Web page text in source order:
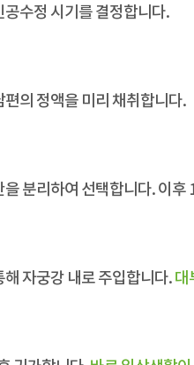
수정 시기를 결정합니다.
의 정액을 미리 채취합니다.
분리하여 선택합니다. 이후
자궁강 내로 주입합니다.대